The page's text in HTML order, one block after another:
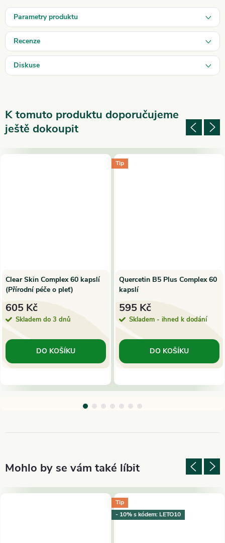
Parametry produktu
Recenze
Diskuse
K tomuto produktu doporučujeme
ještě dokoupit
Clear Skin Complex 60 kapslí
(Přírodní péče o pleť)
605 Kč
Skladem do 3 dnů
DO KOŠÍKU
Tip
Quercetin B5 Plus Complex 60
kapslí
595 Kč
Skladem - ihned k dodání
DO KOŠÍKU
Tip
- 10% s kódem: LETO10